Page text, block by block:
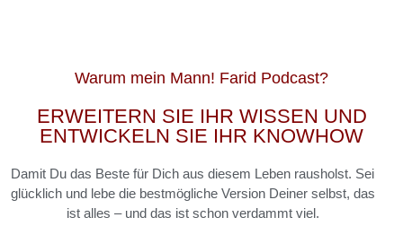
Warum mein Mann! Farid Podcast?
ERWEITERN SIE IHR WISSEN UND
ENTWICKELN SIE IHR KNOWHOW
Damit Du das Beste für Dich aus diesem Leben rausholst. Sei
glücklich und lebe die bestmögliche Version Deiner selbst, das
ist alles – und das ist schon verdammt viel.